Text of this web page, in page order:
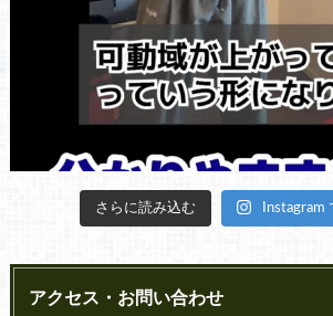
さらに読み込む Instagram
アクセス・お問い合わせ